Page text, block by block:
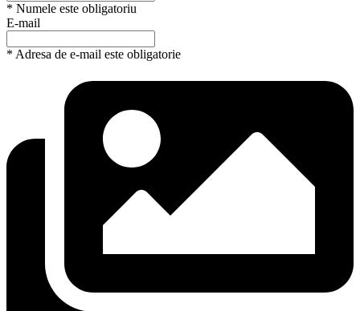
* Numele este obligatoriu
E-mail
* Adresa de e-mail este obligatorie